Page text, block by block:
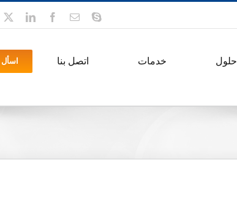
سكايببريد
إلكتروني
فيسبوكينكدينx
حلول خدمات اتصل بنا